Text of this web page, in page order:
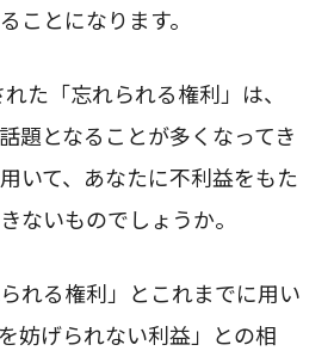
ことになります。
た「忘れられる権利」は、
題となることが多くなってき
いて、あなたに不利益をもた
ないものでしょうか。
れる権利」とこれまでに用い
妨げられない利益」との相